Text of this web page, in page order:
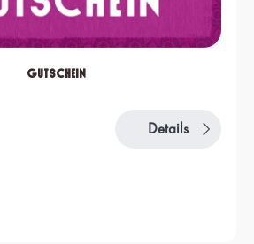
Gutschein
Details